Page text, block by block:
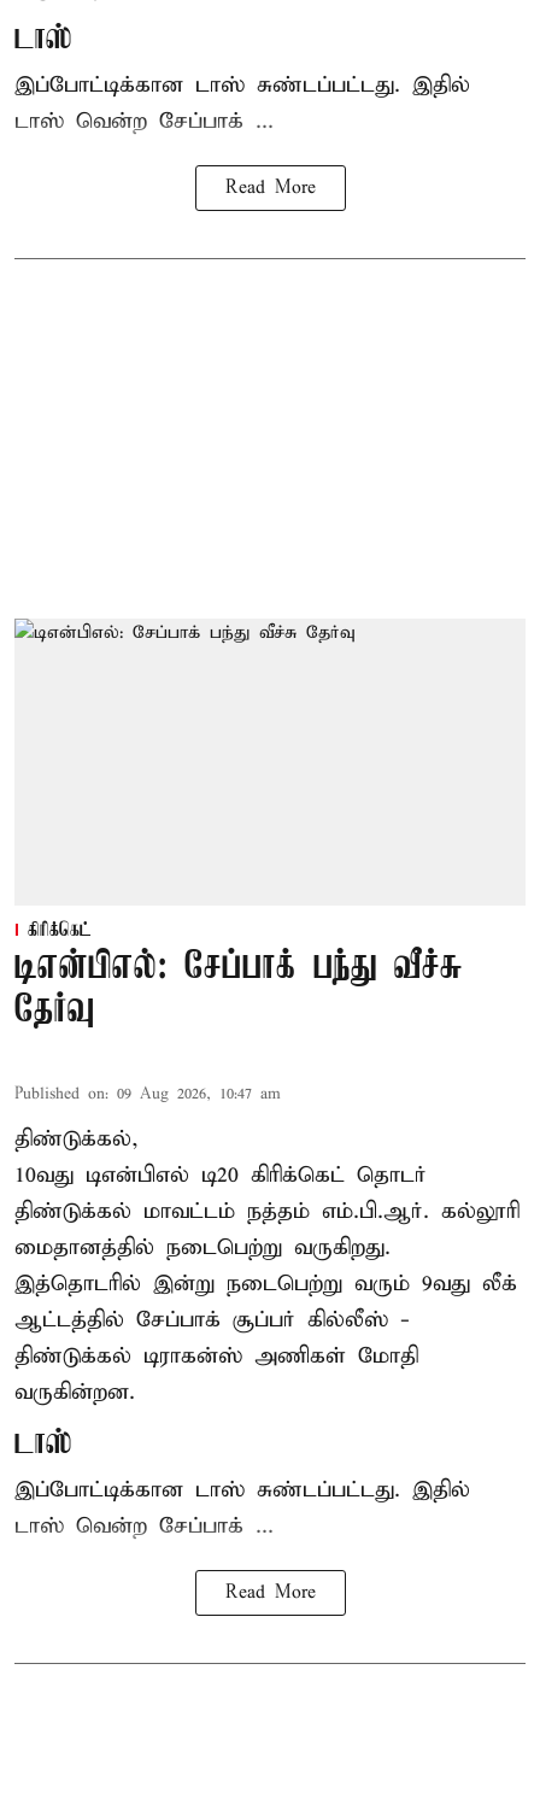
டாஸ்
இப்போட்டிக்கான டாஸ் சுண்டப்பட்டது. இதில்
டாஸ் வென்ற சேப்பாக் ...
Read More
கிரிக்கெட்
டிஎன்பிஎல்: சேப்பாக் பந்து வீச்சு
தேர்வு
Published on: 09 Aug 2026, 10:47 am
திண்டுக்கல்,
10வது டிஎன்பிஎல் டி20 கிரிக்கெட் தொடர்
திண்டுக்கல் மாவட்டம் நத்தம் எம்.பி.ஆர். கல்லூரி
மைதானத்தில் நடைபெற்று வருகிறது.
இத்தொடரில் இன்று நடைபெற்று வரும் 9வது லீக்
ஆட்டத்தில் சேப்பாக் சூப்பர் கில்லீஸ் -
திண்டுக்கல் டிராகன்ஸ் அணிகள் மோதி
வருகின்றன.
டாஸ்
இப்போட்டிக்கான டாஸ் சுண்டப்பட்டது. இதில்
டாஸ் வென்ற சேப்பாக் ...
Read More